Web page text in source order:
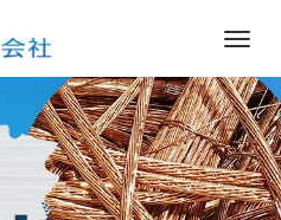
M
e
n
u
次
へ